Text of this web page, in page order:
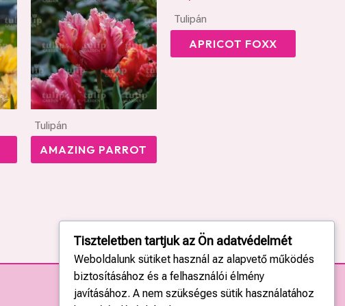
Tulipán
AMAZING PARROT
Tulipán
APRICOT FOXX
Tiszteletben tartjuk az Ön adatvédelmét
Weboldalunk sütiket használ az alapvető működés
biztosításához és a felhasználói élmény
javításához. A nem szükséges sütik használatához